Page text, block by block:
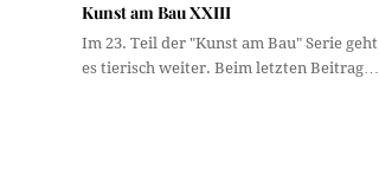
Kunst am Bau XXIII
Im 23. Teil der "Kunst am Bau" Serie geht
es tierisch weiter. Beim letzten Beitrag…